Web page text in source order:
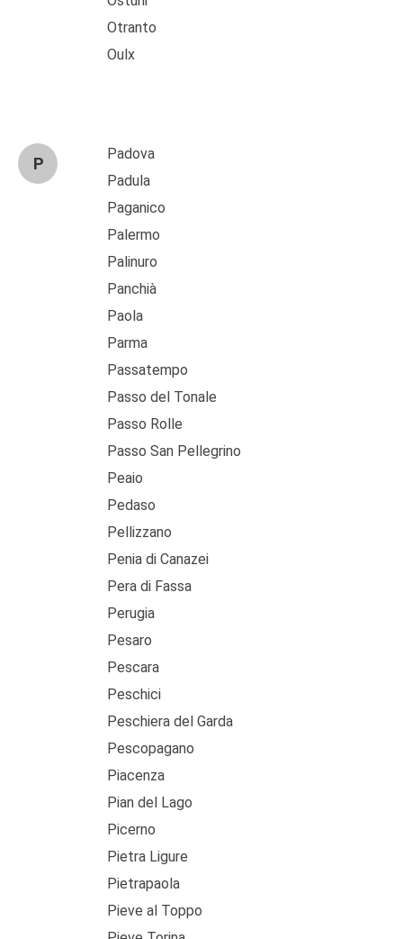
Otranto
Oulx
P
Padova
Padula
Paganico
Palermo
Palinuro
Panchià
Paola
Parma
Passatempo
Passo del Tonale
Passo Rolle
Passo San Pellegrino
Peaio
Pedaso
Pellizzano
Penia di Canazei
Pera di Fassa
Perugia
Pesaro
Pescara
Peschici
Peschiera del Garda
Pescopagano
Piacenza
Pian del Lago
Picerno
Pietra Ligure
Pietrapaola
Pieve al Toppo